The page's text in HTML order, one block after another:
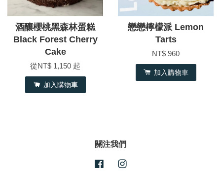
酒釀櫻桃黑森林蛋糕
Black Forest Cherry
Cake
從NT$ 1,150 起
加入購物車
戀戀檸檬派 Lemon
Tarts
NT$ 960
加入購物車
關注我們
Facebook